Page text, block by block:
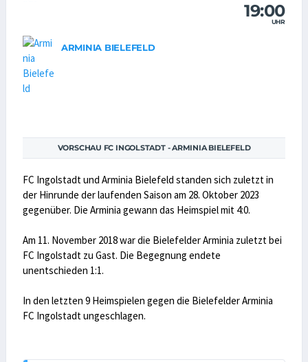
19:00
UHR
ARMINIA BIELEFELD
VORSCHAU FC INGOLSTADT - ARMINIA BIELEFELD
FC Ingolstadt und Arminia Bielefeld standen sich zuletzt in
der Hinrunde der laufenden Saison am 28. Oktober 2023
gegenüber. Die Arminia gewann das Heimspiel mit 4:0.
Am 11. November 2018 war die Bielefelder Arminia zuletzt bei
FC Ingolstadt zu Gast. Die Begegnung endete
unentschieden 1:1.
In den letzten 9 Heimspielen gegen die Bielefelder Arminia
FC Ingolstadt ungeschlagen.